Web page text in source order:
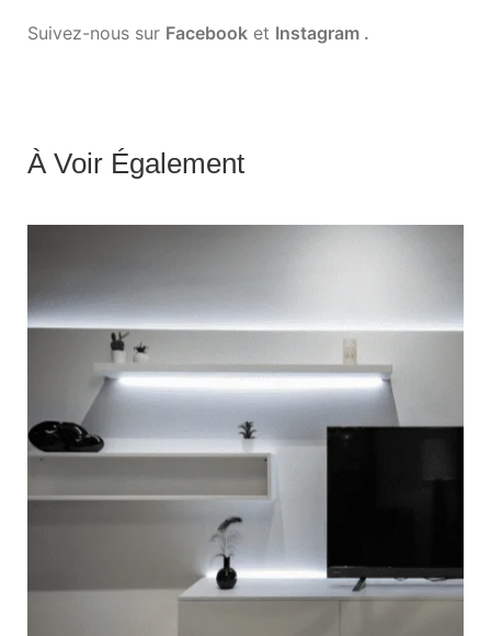
Suivez-nous sur Facebook et Instagram .
À Voir Également